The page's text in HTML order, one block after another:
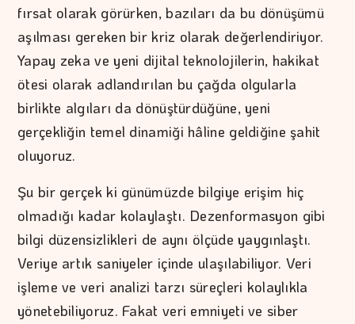
fırsat olarak görürken, bazıları da bu dönüşümü
aşılması gereken bir kriz olarak değerlendiriyor.
Yapay zeka ve yeni dijital teknolojilerin, hakikat
ötesi olarak adlandırılan bu çağda olgularla
birlikte algıları da dönüştürdüğüne, yeni
gerçekliğin temel dinamiği hâline geldiğine şahit
oluyoruz.
Şu bir gerçek ki günümüzde bilgiye erişim hiç
olmadığı kadar kolaylaştı. Dezenformasyon gibi
bilgi düzensizlikleri de aynı ölçüde yaygınlaştı.
Veriye artık saniyeler içinde ulaşılabiliyor. Veri
işleme ve veri analizi tarzı süreçleri kolaylıkla
yönetebiliyoruz. Fakat veri emniyeti ve siber